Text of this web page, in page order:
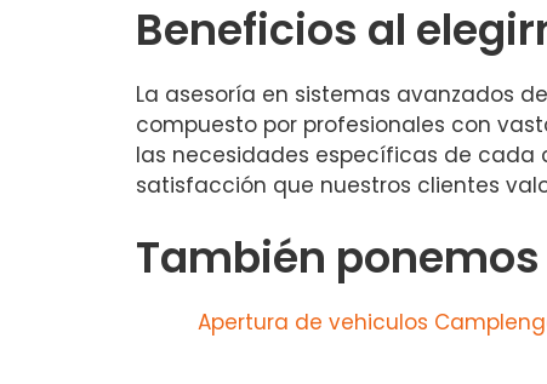
Beneficios al
La asesoría en sistemas avanzados
compuesto por profesionales con
las necesidades específicas de cada
satisfacción que nuestros clientes
También
Apertura de vehiculos